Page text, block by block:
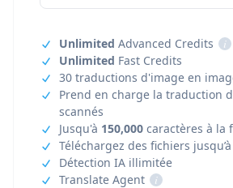
Unlimited Advanced Credits
i
Unlimited Fast Credits
30 traductions d'image en
Prend en charge la traduction
scannés
Jusqu'à 150,000 caractères à la
Téléchargez des fichiers jusqu’à
Détection IA illimitée
Translate Agent
i